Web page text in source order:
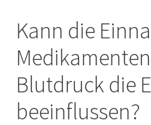
Kann die
Blutdruck die
beeinflussen?